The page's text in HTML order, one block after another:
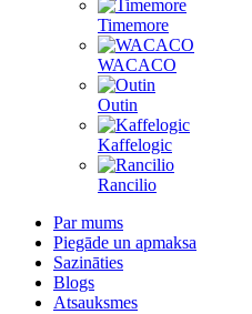
Timemore
WACACO
Outin
Kaffelogic
Rancilio
Par mums
Piegāde un apmaksa
Sazināties
Blogs
Atsauksmes